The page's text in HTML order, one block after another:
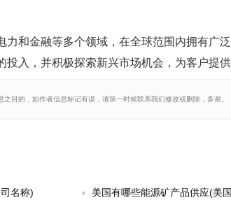
力和金融等多个领域，在全球范围内拥有广
入，并积极探索新兴市场机会，为客户提供
目的，如作者信息标记有误，请第一时候联系我们修改或删除，多谢。
名称)
美国有哪些能源矿产品供应(美